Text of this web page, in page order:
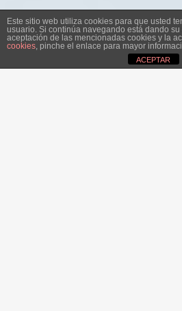
Este sitio web utiliza cookies para que usted
usuario. Si continúa navegando está dando
aceptación de las mencionadas cookies y la
cookies, pinche el enlace para mayor
ACEPTAR